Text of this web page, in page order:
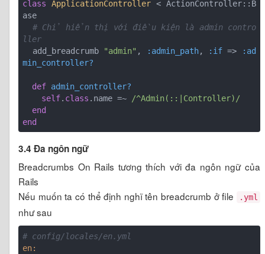
class ApplicationController < ActionController::B
ase
# Chỉ hiển thị với điều kiện là admin contro
ller
  add_breadcrumb
"admin" , :admin_path, :if =>
:ad
min_controller?
def admin_controller?
self. class .name =~ /^Admin(::|Controller)/
end
end
3.4 Đa ngôn ngữ
Breadcrumbs On Rails tương thích với đa ngôn ngữ của
Rails
Nếu muốn ta có thể định nghĩ tên breadcrumb ở file
.yml
như sau
# config/locales/en.yml
en: